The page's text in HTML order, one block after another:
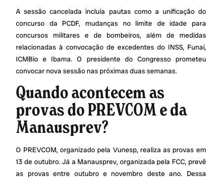
A sessão cancelada incluía pautas como a unificação do
concurso da PCDF, mudanças no limite de idade para
concursos militares e de bombeiros, além de medidas
relacionadas à convocação de excedentes do INSS, Funai,
ICMBio e Ibama. O presidente do Congresso prometeu
convocar nova sessão nas próximas duas semanas.
Quando acontecem as
provas do PREVCOM e da
Manausprev?
O PREVCOM, organizado pela Vunesp, realiza as provas em
13 de outubro. Já a Manausprev, organizada pela FCC, prevê
as provas entre outubro e novembro deste ano. Dessa